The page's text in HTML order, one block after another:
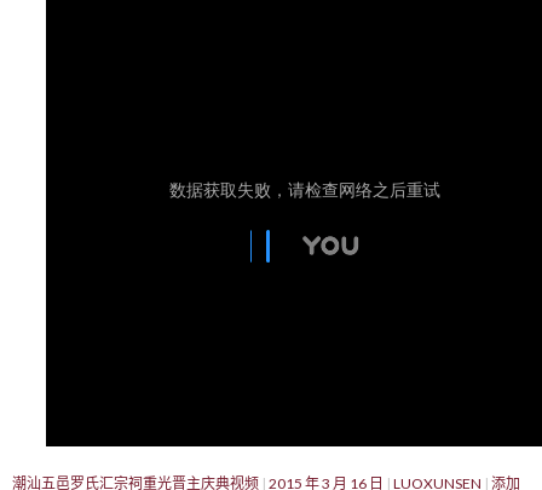
潮汕五邑罗氏汇宗祠重光晋主庆典视频 2015 年 3 月 16 日 LUOXUNSEN 添加